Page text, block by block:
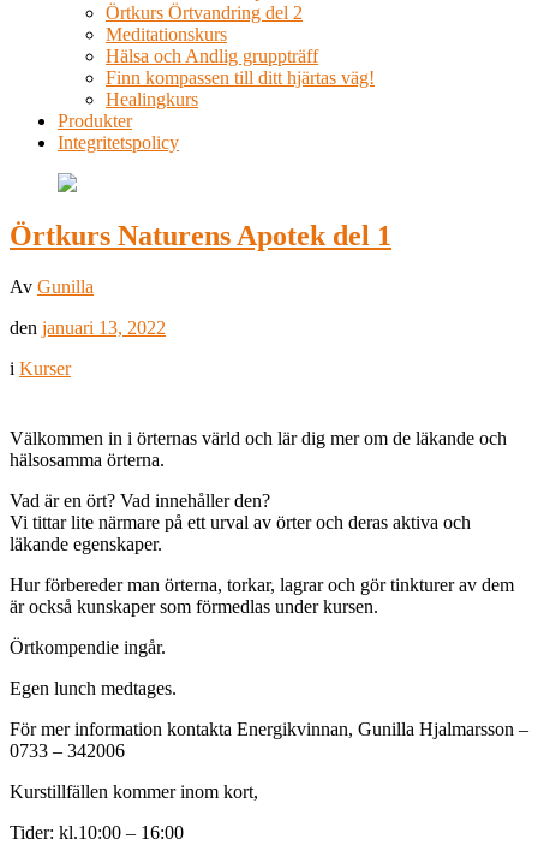
Örtkurs Örtvandring del 2
Meditationskurs
Hälsa och Andlig gruppträff
Finn kompassen till ditt hjärtas väg!
Healingkurs
Produkter
Integritetspolicy
Örtkurs Naturens Apotek del 1
Av Gunilla
den januari 13, 2022
i Kurser
Välkommen in i örternas värld och lär dig mer om de läkande och
hälsosamma örterna.
Vad är en ört? Vad innehåller den?
Vi tittar lite närmare på ett urval av örter och deras aktiva och
läkande egenskaper.
Hur förbereder man örterna, torkar, lagrar och gör tinkturer av dem
är också kunskaper som förmedlas under kursen.
Örtkompendie ingår.
Egen lunch medtages.
För mer information kontakta Energikvinnan, Gunilla Hjalmarsson –
0733 – 342006
Kurstillfällen kommer inom kort,
Tider: kl.10:00 – 16:00